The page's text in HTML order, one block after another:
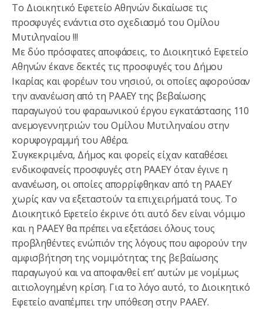
Το Διοικητικό Εφετείο Αθηνών δικαίωσε τις
προσφυγές ενάντια στο σχεδιασμό του Ομίλου
Μυτιληναίου !!!
Με δύο πρόσφατες αποφάσεις, το Διοικητικό Εφετείο
Αθηνών έκανε δεκτές τις προσφυγές του Δήμου
Ικαρίας και φορέων του νησιού, οι οποίες αφορούσαν
την ανανέωση από τη ΡΑΑΕΥ της βεβαίωσης
παραγωγού του φαραωνικού έργου εγκατάστασης 110
ανεμογεννητριών του Ομίλου Μυτιληναίου στην
κορυφογραμμή του Αθέρα.
Συγκεκριμένα, Δήμος και φορείς είχαν καταθέσει
ενδικοφανείς προσφυγές στη ΡΑΑΕΥ όταν έγινε η
ανανέωση, οι οποίες απορρίφθηκαν από τη ΡΑΑΕΥ
χωρίς καν να εξεταστούν τα επιχειρήματά τους. Το
Διοικητικό Εφετείο έκρινε ότι αυτό δεν είναι νόμιμο
και η ΡΑΑΕΥ θα πρέπει να εξετάσει όλους τους
προβληθέντες ενώπιόν της λόγους που αφορούν την
αμφισβήτηση της νομιμότητας της βεβαίωσης
παραγωγού και να αποφανθεί επ’ αυτών με νομίμως
αιτιολογημένη κρίση. Για το λόγο αυτό, το Διοικητικό
Εφετείο αναπέμπει την υπόθεση στην ΡΑΑΕΥ.